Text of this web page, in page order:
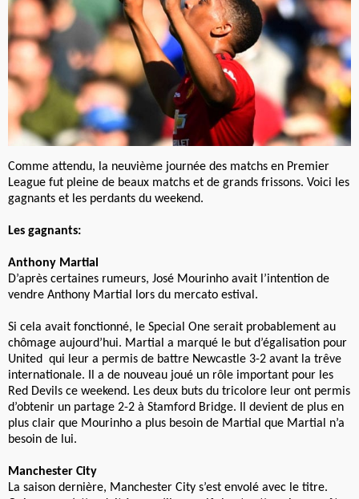
Comme attendu, la neuvième journée des matchs en Premier
League fut pleine de beaux matchs et de grands frissons. Voici les
gagnants et les perdants du weekend.
Les gagnants:
Anthony Martial
D’après certaines rumeurs, José Mourinho avait l’intention de
vendre Anthony Martial lors du mercato estival.
Si cela avait fonctionné, le Special One serait probablement au
chômage aujourd’hui. Martial a marqué le but d’égalisation pour
United qui leur a permis de battre Newcastle 3-2 avant la trêve
internationale. Il a de nouveau joué un rôle important pour les
Red Devils ce weekend. Les deux buts du tricolore leur ont permis
d’obtenir un partage 2-2 à Stamford Bridge. Il devient de plus en
plus clair que Mourinho a plus besoin de Martial que Martial n’a
besoin de lui.
Manchester City
La saison dernière, Manchester City s’est envolé avec le titre.